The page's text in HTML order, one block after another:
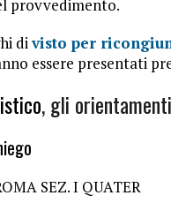
provvedimento.
divisto per
essere presentati
, gli
SEZ. I QUATER